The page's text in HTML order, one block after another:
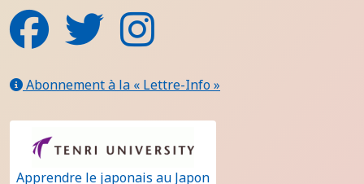
FacebookTwitter Instagram
Abonnement à la « Lettre-Info »
Apprendre le japonais au Japon